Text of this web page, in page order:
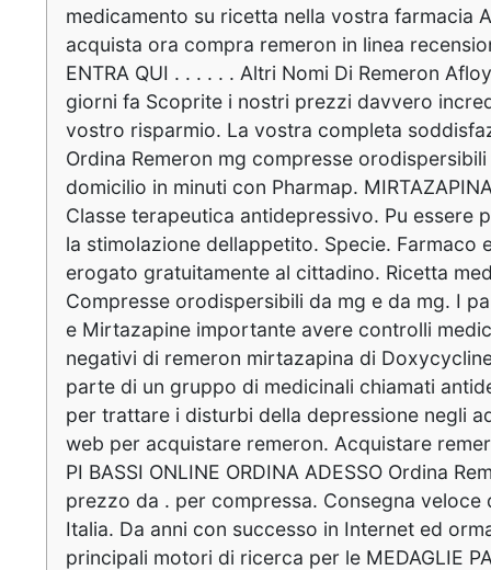
medicamento su ricetta nella vostra farmacia
acquista ora compra remeron in linea
ENTRA QUI . . . . . . Altri Nomi Di Remeron
giorni fa Scoprite i nostri prezzi davvero
vostro risparmio. La vostra completa
Ordina Remeron mg compresse
domicilio in minuti con Pharmap.
Classe terapeutica antidepressivo. Pu essere
la stimolazione dellappetito. Specie. Farmaco
erogato gratuitamente al cittadino. Ricetta
Compresse orodispersibili da mg e da mg. I
e Mirtazapine importante avere controlli
negativi di remeron mirtazapina di
parte di un gruppo di medicinali chiamati
per trattare i disturbi della depressione negli
web per acquistare remeron. Acquistare
PI BASSI ONLINE ORDINA ADESSO Ordina
prezzo da . per compressa. Consegna veloce
Italia. Da anni con successo in Internet ed
principali motori di ricerca per le MEDAGLIE